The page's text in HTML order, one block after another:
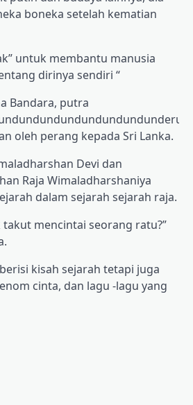
boneka setelah kematian
untuk membantu manusia
dirinya sendiri “
Bandara, putra
oleh perang kepada Sri Lanka.
Devi dan
Raja Wimaladharshaniya
dalam sejarah sejarah raja.
takut mencintai seorang ratu?”
kisah sejarah tetapi juga
cinta, dan lagu -lagu yang